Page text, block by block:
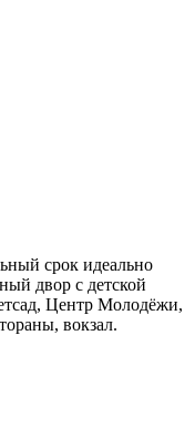
срок идеально
двор с детской
Центр Молодёжи,
вокзал.